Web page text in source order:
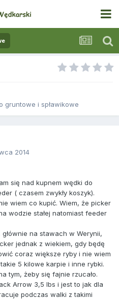
gruntowe i spławikowe
2014
się nad kupnem wędki do
( czasem zwykły koszyk).
wiem co kupić. Wiem, że picker
wodzie stałej natomiast feeder
na stawach w Werynii,
jednak z wiekiem, gdy będę
coraz większe ryby i nie wiem
5 kilowe karpie i inne rybki.
tym, żeby się fajnie rzucało.
Arrow 3,5 lbs i jest to jak dla
podczas walki z takimi